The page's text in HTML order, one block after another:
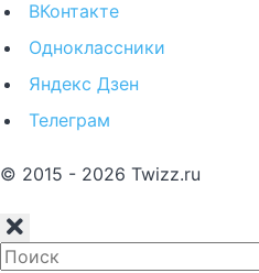
ВКонтакте
Одноклассники
Яндекс Дзен
Телеграм
© 2015 - 2026 Twizz.ru